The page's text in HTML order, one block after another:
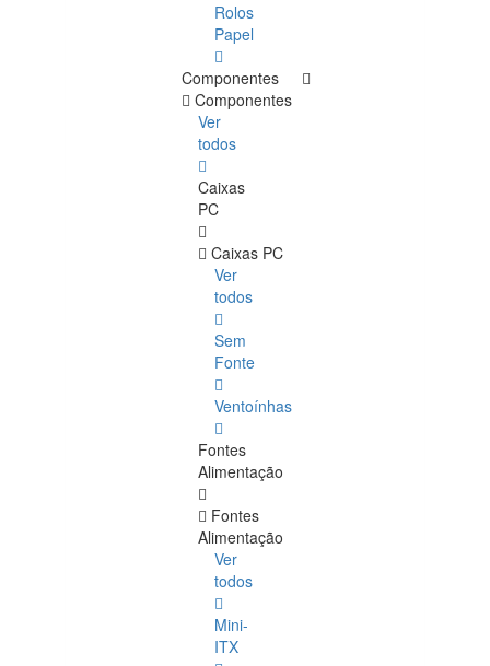
Rolos
Papel
Componentes
Componentes
Ver
todos
Caixas
PC
Caixas PC
Ver
todos
Sem
Fonte
Ventoínhas
Fontes
Alimentação
Fontes
Alimentação
Ver
todos
Mini-
ITX